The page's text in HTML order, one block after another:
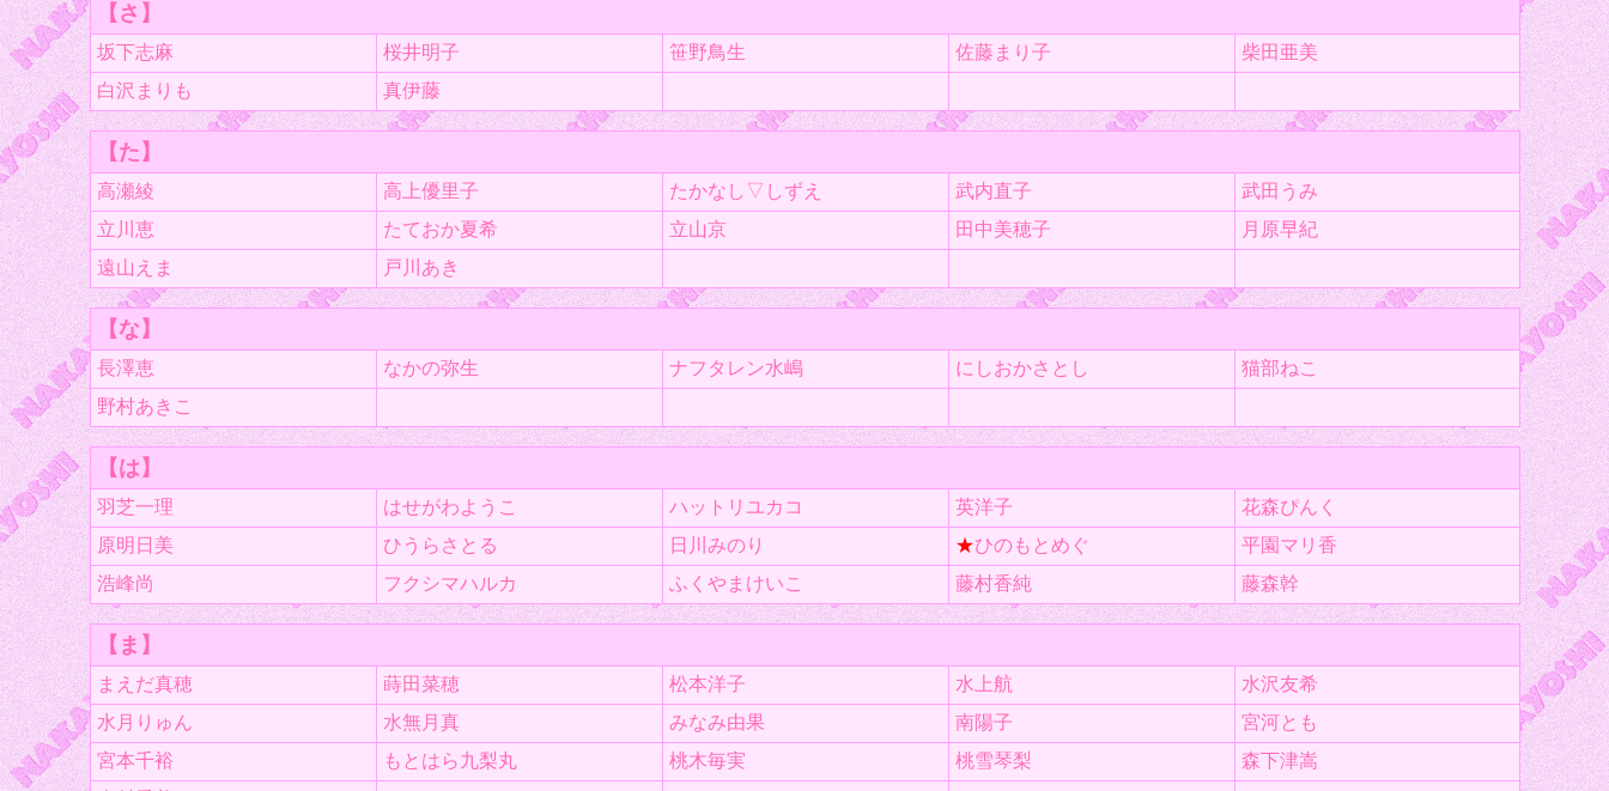
【さ】
坂下志麻 桜井明子 笹野鳥生 佐藤まり子
柴田亜美
白沢まりも
真伊藤
【た】
高瀬綾 高上優里子 たかなし▽しずえ 武内直子
武田うみ
立川恵
たておか夏希 立山京 田中美穂子
月原早紀
遠山えま
戸川あき
【な】
長澤恵 なかの弥生 ナフタレン水嶋 にしおかさとし
猫部ねこ
野村あきこ
【は】
羽芝一理 はせがわようこ ハットリユカコ 英洋子
花森ぴんく
原明日美
ひうらさとる 日川みのり ★ひのもとめぐ
平園マリ香
浩峰尚
フクシマハルカ ふくやまけいこ 藤村香純 藤森幹
【ま】
まえだ真穂 蒔田菜穂 松本洋子 水上航
水沢友希
水月りゅん
水無月真 みなみ由果 南陽子
宮河とも
宮本千裕
もとはら九梨丸 桃木毎実 桃雪琴梨
森下津嵩